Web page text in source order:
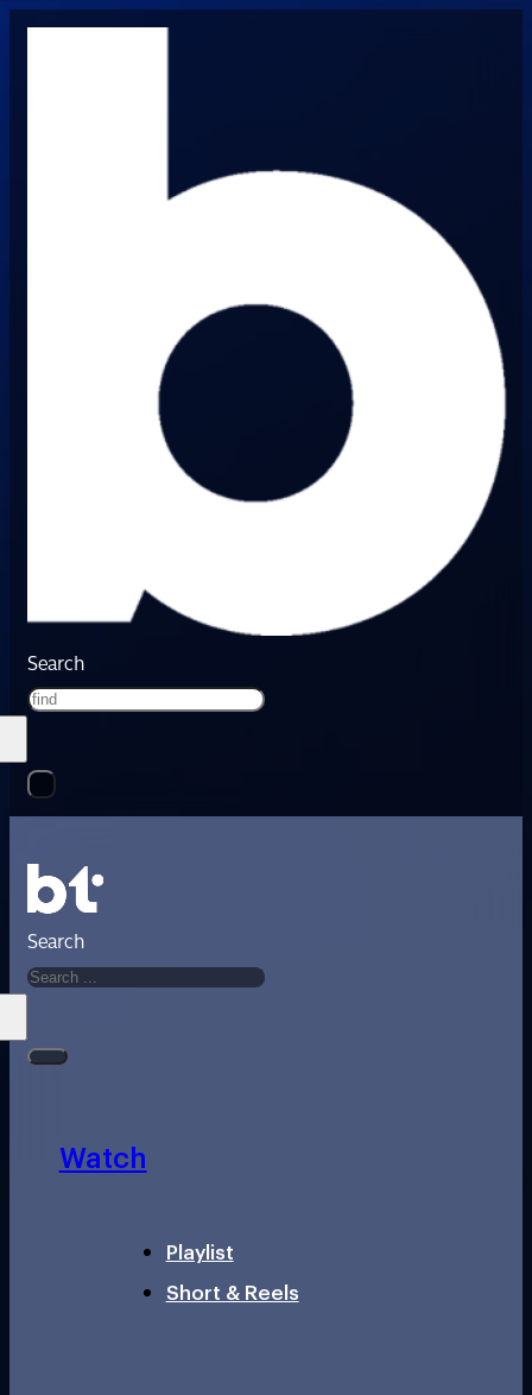
Search
Search
Watch
Playlist
Short & Reels